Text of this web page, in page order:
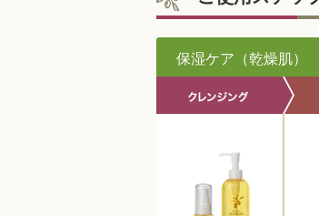
保湿ケア（乾燥肌）